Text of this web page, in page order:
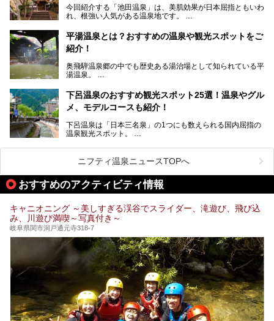
風呂を5ヶ所ご紹介したいと思います。いずれも素晴らしい
温泉ですよ！
今回紹介する「池田温泉」は、美肌効果が日本屈指ともいわ
れ、根強い人気がある温泉地です。
温泉旅として利用することができます。
池田温泉には道の駅があるなど、温泉、観光、買い物と、さ
そんな池田温泉の魅力を詳しく紹介していきます！
平湯温泉とは？おすすめの温泉や観光スポットをご
紹介！
奥飛騨温泉郷の中でも歴史ある湯治場として知られている平
湯温泉。
らの利用客も増え、ますます賑わいを見せています。そこで
今回は、平湯温泉の観光スポットとおすすめの温泉施設を紹
介します。気になる温泉をぜひチェックしてみてください。
下呂温泉のおすすめ観光スポット25選！温泉やグル
メ、モデルコースも紹介！
下呂温泉は「日本三名泉」の1つにも数えられる国内屈指の
温泉観光スポット。
のグルメを楽しんだり、周辺にある名所にも足を伸ばしたり
したいもの。
本記事では、下呂温泉エリアにあるおすすめの観光スポット
をご紹介するとともに散策する際のモデルコースもご提案。
下呂温泉観光をたっぷりとガイドします！
ニフティ温泉ニュースTOPへ
おすすめのアクティビティ情報
キャニオニング ～美しすぎる渓谷でスライダー、滝遊び、飛び込
み、川遊び満喫～写真付き～
岐阜県関市洞戸通元寺318-7